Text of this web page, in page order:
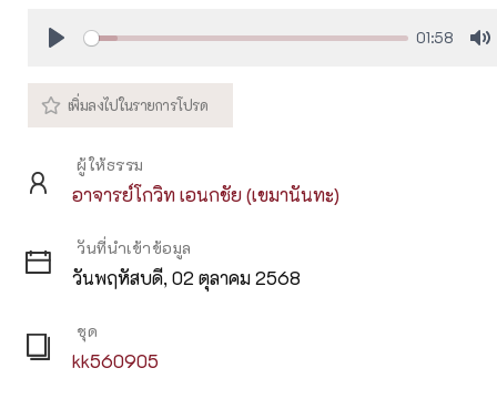
01:58
ผู้ให้ธรรม
อาจารย์โกวิท เอนกชัย (เขมานันทะ)
วันที่นำเข้าข้อมูล
วันพฤหัสบดี, 02 ตุลาคม 2568
ชุด
kk560905